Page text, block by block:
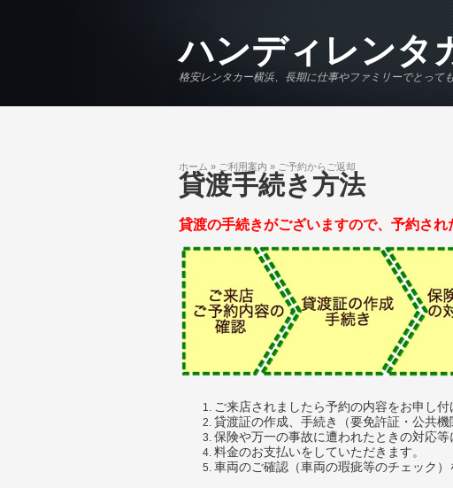
ハンディレンタ
格安レンタカー横浜、長期に仕事やファミリーでとって
現在地
ホーム » ご利用案内 » ご予約からご返却
貸渡手続き方法
貸渡の手続きがございますので、予約され
ご来店されましたら予約の内容をお申し
貸渡証の作成、手続き（要免許証・公共機
保険や万一の事故に遭われたときの対応等
料金のお支払いをしていただきます。
車両のご確認（車両の瑕疵等のチェック）